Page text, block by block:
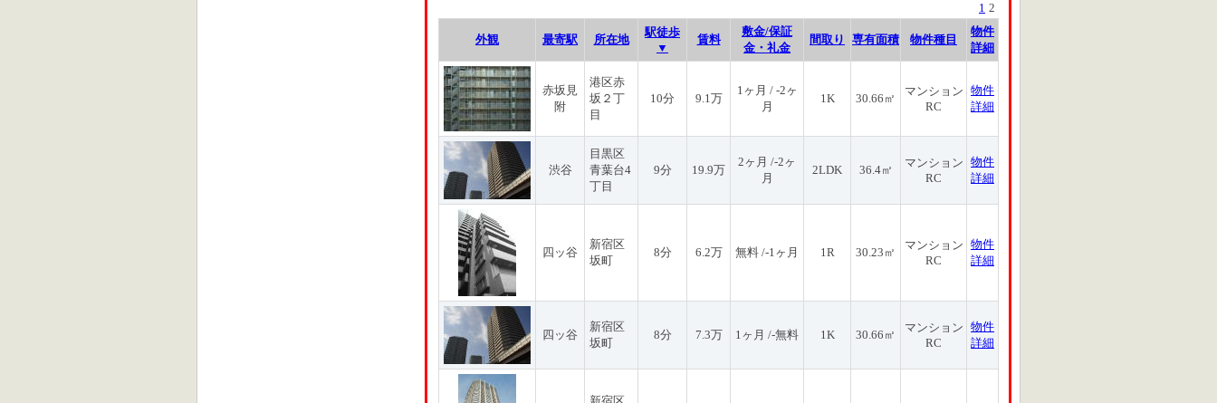
1 2
外観 最寄駅 所在地
駅徒歩
▼
賃料
敷金/保証
金・礼金
間取り 専有面積 物件種目
物件
詳細
赤坂見
附
港区赤
坂２丁
目
10分 9.1万
1ヶ月 / -2ヶ
月
1K 30.66㎡
マンション
RC
物件
詳細
渋谷
目黒区
青葉台4
丁目
9分 19.9万
2ヶ月 /-2ヶ
月
2LDK 36.4㎡
マンション
RC
物件
詳細
四ッ谷
新宿区
坂町
8分 6.2万 無料 /-1ヶ月 1R 30.23㎡
マンション
RC
物件
詳細
四ッ谷
新宿区
坂町
8分 7.3万 1ヶ月 /-無料 1K 30.66㎡
マンション
RC
物件
詳細